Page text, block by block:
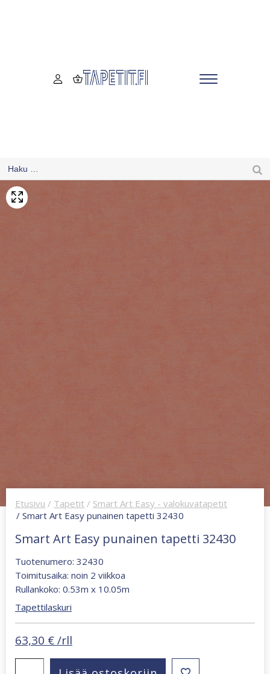
Etusivu / Tapetit / Smart Art Easy - valokuvatapetit
/ Smart Art Easy punainen tapetti 32430
Smart Art Easy punainen tapetti 32430
Tuotenumero: 32430
Toimitusaika: noin 2 viikkoa
Rullankoko: 0.53m x 10.05m
Tapettilaskuri
63,30 € /rll